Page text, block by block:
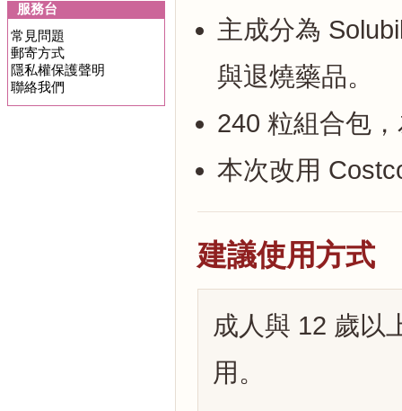
服務台
常見問題
郵寄方式
隱私權保護聲明
聯絡我們
主成分為
與退燒藥品。
240 粒組合包
本次改用
建議使用方式
成人與 12 歲以
用。